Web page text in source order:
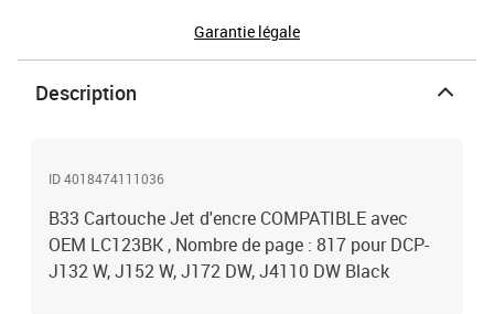
Garantie légale
Description
ID 4018474111036
B33 Cartouche Jet d'encre COMPATIBLE avec
OEM LC123BK , Nombre de page : 817 pour DCP-
J132 W, J152 W, J172 DW, J4110 DW Black